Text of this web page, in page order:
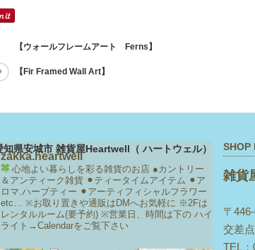
【ウォールフレームアート Ferns】
【Fir Framed Wall Art】
zakka.heartwell
心地よい暮らしを彩る雑貨のお店 ●カントリー
＆アンティーク雑貨 ⚫︎ティータイムアイテム ⚫︎ア
ロマ.ハーブティー ⚫︎アーティフィシャルフラワー
etc… ※お取り置きや通販はDMへお気軽に ※2Fは
レンタルルーム(要予約) ※営業日、時間は下の ハイ
ライト→Calendarをご覧下さい
SHOP
雑貨
〒
交差
TEL：